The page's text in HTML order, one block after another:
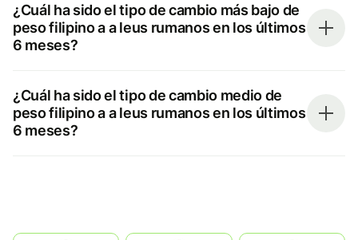
¿Cuál ha sido el tipo de cambio más bajo de
peso filipino a a leus rumanos en los últimos
6 meses?
¿Cuál ha sido el tipo de cambio medio de
peso filipino a a leus rumanos en los últimos
6 meses?